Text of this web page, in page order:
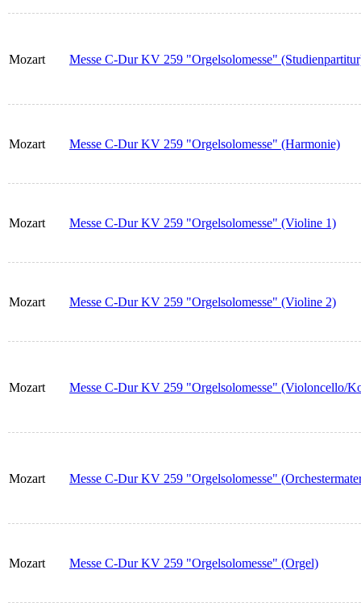
Mozart Messe C-Dur KV 259 "Orgelsolomesse"
Mozart Messe C-Dur KV 259 "Orgelsolomesse" (Harmonie)
Mozart Messe C-Dur KV 259 "Orgelsolomesse" (Violine 1)
Mozart Messe C-Dur KV 259 "Orgelsolomesse" (Violine 2)
Mozart Messe C-Dur KV 259 "Orgelsolomesse" (Violoncello/
Mozart Messe C-Dur KV 259 "Orgelsolomesse"
Mozart Messe C-Dur KV 259 "Orgelsolomesse" (Orgel)